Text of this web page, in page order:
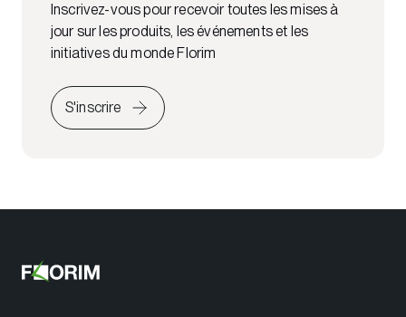
Inscrivez-vous pour recevoir toutes les mises à
jour sur les produits, les événements et les
initiatives du monde Florim
S'inscrire